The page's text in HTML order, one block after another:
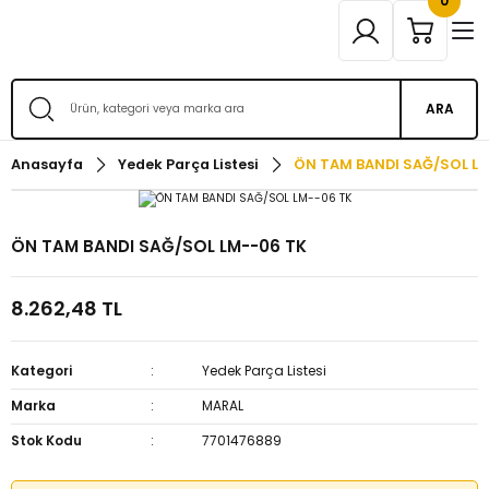
ARA
Anasayfa Yedek Parça Listesi ÖN TAM BANDI SAĞ/SOL
ÖN TAM BANDI SAĞ/SOL LM--06 TK
8.262,48 TL
Kategori
Yedek Parça Listesi
Marka
MARAL
Stok Kodu
7701476889